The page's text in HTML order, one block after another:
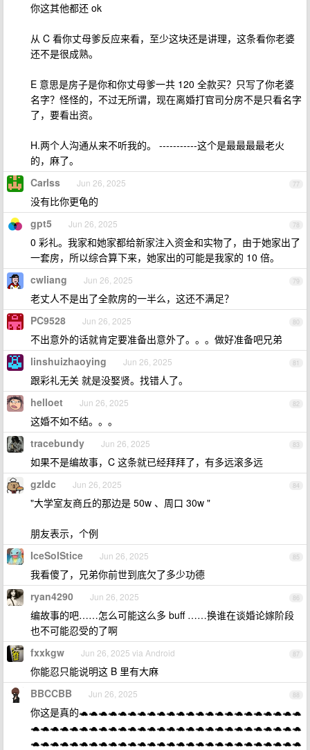
你这其他都还 ok
从 C 看你丈母爹反应来看，至少这块还是讲理，这条看你老婆
还不是很成熟。
E 意思是房子是你和你丈母爹一共 120 全款买？只写了你老婆
名字？怪怪的，不过无所谓，现在离婚打官司分房不是只看名字
了，要看出资。
H.两个人沟通从来不听我的。 -----------这个是最最最最老火
的，麻了。
77
Carlss Jun 26, 2025
没有比你更龟的
78
gpt5 Jun 26, 2025
0 彩礼。我家和她家都给新家注入资金和实物了，由于她家出了
一套房，所以综合算下来，她家出的可能是我家的 10 倍。
79
cwliang Jun 26, 2025
老丈人不是出了全款房的一半么，这还不满足？
80
PC9528 Jun 26, 2025
不出意外的话就肯定要准备出意外了。。。做好准备吧兄弟
81
linshuizhaoying Jun 26, 2025
跟彩礼无关 就是没娶贤。找错人了。
82
helloet Jun 26, 2025
这婚不如不结。。。
83
tracebundy Jun 26, 2025
如果不是编故事，C 这条就已经拜拜了，有多远滚多远
84
gzldc Jun 26, 2025
"大学室友商丘的那边是 50w 、周口 30w "
朋友表示，个例
85
IceSolStice Jun 26, 2025
我看傻了，兄弟你前世到底欠了多少功德
86
ryan4290 Jun 26, 2025
编故事的吧……怎么可能这么多 buff ……换谁在谈婚论嫁阶段
也不可能忍受的了啊
87
fxxkgw Jun 26, 2025 via Android
你能忍只能说明这 B 里有大麻
88
BBCCBB Jun 26, 2025
你这是真的🐢🐢🐢🐢🐢🐢🐢🐢🐢🐢🐢🐢🐢🐢🐢🐢🐢🐢🐢🐢🐢🐢🐢
🐢🐢🐢🐢🐢🐢🐢🐢🐢🐢🐢🐢🐢🐢🐢🐢🐢🐢🐢🐢🐢🐢🐢🐢🐢🐢🐢🐢
🐢🐢🐢🐢🐢🐢🐢🐢🐢🐢🐢🐢🐢🐢🐢🐢🐢🐢🐢🐢🐢🐢🐢🐢🐢🐢🐢🐢